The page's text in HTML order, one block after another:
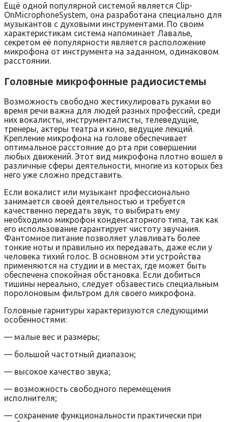
Ещё одной популярной системой является Clip-
OnMicrophoneSystem, она разработана специально для
музыкантов с духовыми инструментами. По своим
характеристикам система напоминает Лавалье,
секретом её популярности является расположение
микрофона от инструмента на заданном, одинаковом
расстоянии.
Головные микрофонные радиосистемы
Возможность свободно жестикулировать руками во
время речи важна для людей разных профессий, среди
них вокалисты, инструменталисты, телеведущие,
тренеры, актеры театра и кино, ведущие лекций.
Крепление микрофона на голове обеспечивает
оптимальное расстояние до рта при совершении
любых движений. Этот вид микрофона плотно вошел в
различные сферы деятельности, многие из которых без
него уже сложно представить.
Если вокалист или музыкант профессионально
занимается своей деятельностью и требуется
качественно передать звук, то выбирать ему
необходимо микрофон конденсаторного типа, так как
его использование гарантирует чистоту звучания.
Фантомное питание позволяет улавливать более
тонкие ноты и правильно их передавать, даже если у
человека тихий голос. В основном эти устройства
применяются на студии и в местах, где может быть
обеспечена спокойная обстановка. Если добиться
тишины нереально, следует обзавестись специальным
поролоновым фильтром для своего микрофона.
Головные гарнитуры характеризуются следующими
особенностями:
— малые вес и размеры;
— большой частотный диапазон;
— высокое качество звука;
— возможность свободного перемещения
исполнителя;
— сохранение функциональности практически при